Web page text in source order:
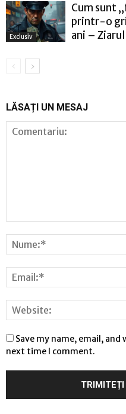
Exclusiv
Cum sunt
printr-o
ani –
LĂSAȚI UN MESAJ
Save my name, email,
next time I comment.